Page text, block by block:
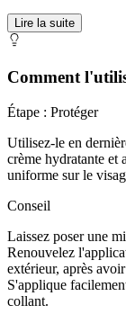
Lire la suite
Comment
Étape : Protéger
Utilisez-le en
crème hydratante et
uniforme sur le
Conseil
Laissez poser une
Renouvelez
extérieur, après
S'applique
collant.